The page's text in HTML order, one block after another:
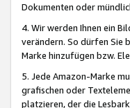
Dokumenten oder
4. Wir werden Ihnen ein
verändern. So dürfen Sie
Marke hinzufügen bzw.
5. Jede Amazon-Marke
grafischen oder
platzieren, der die